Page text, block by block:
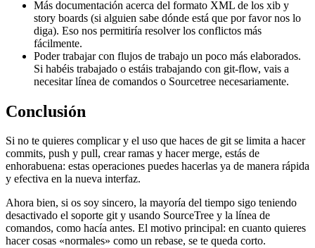
Más documentación acerca del formato XML de los xib y
story boards (si alguien sabe dónde está que por favor nos lo
diga). Eso nos permitiría resolver los conflictos más
fácilmente.
Poder trabajar con flujos de trabajo un poco más elaborados.
Si habéis trabajado o estáis trabajando con git-flow, vais a
necesitar línea de comandos o Sourcetree necesariamente.
Conclusión
Si no te quieres complicar y el uso que haces de git se limita a hacer
commits, push y pull, crear ramas y hacer merge, estás de
enhorabuena: estas operaciones puedes hacerlas ya de manera rápida
y efectiva en la nueva interfaz.
Ahora bien, si os soy sincero, la mayoría del tiempo sigo teniendo
desactivado el soporte git y usando SourceTree y la línea de
comandos, como hacía antes. El motivo principal: en cuanto quieres
hacer cosas «normales» como un rebase, se te queda corto.